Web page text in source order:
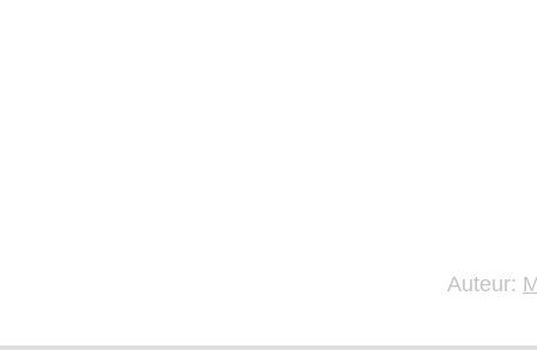
Auteur: